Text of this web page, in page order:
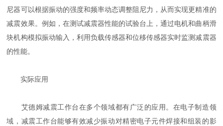
尼器可以根据振动的强度和频率动态调整阻尼力，从而实现更精准的
减震效果。例如，在测试减震器性能的试验台上，通过电机和曲柄滑
块机构模拟振动输入，利用负载传感器和位移传感器实时监测减震器
的性能。
实际应用
艾德姆减震工作台在多个领域都有广泛的应用。在电子制造领
域，减震工作台能够有效减少振动对精密电子元件焊接和组装的影